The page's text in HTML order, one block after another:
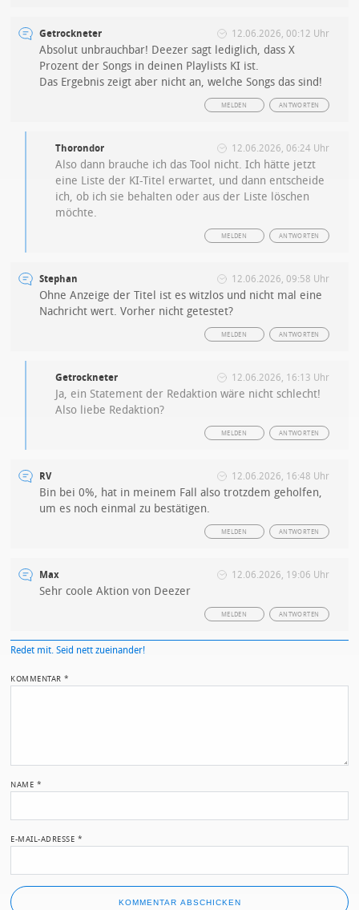
Getrockneter 12.06.2026, 00:12 Uhr
Absolut unbrauchbar! Deezer sagt lediglich, dass X
Prozent der Songs in deinen Playlists KI ist.
Das Ergebnis zeigt aber nicht an, welche Songs das sind!
ANTWORTEN
MELDEN
Thorondor 12.06.2026, 06:24 Uhr
Also dann brauche ich das Tool nicht. Ich hätte jetzt
eine Liste der KI-Titel erwartet, und dann entscheide
ich, ob ich sie behalten oder aus der Liste löschen
möchte.
ANTWORTEN
MELDEN
Stephan 12.06.2026, 09:58 Uhr
Ohne Anzeige der Titel ist es witzlos und nicht mal eine
Nachricht wert. Vorher nicht getestet?
ANTWORTEN
MELDEN
Getrockneter 12.06.2026, 16:13 Uhr
Ja, ein Statement der Redaktion wäre nicht schlecht!
Also liebe Redaktion?
ANTWORTEN
MELDEN
RV 12.06.2026, 16:48 Uhr
Bin bei 0%, hat in meinem Fall also trotzdem geholfen,
um es noch einmal zu bestätigen.
ANTWORTEN
MELDEN
Max 12.06.2026, 19:06 Uhr
Sehr coole Aktion von Deezer
ANTWORTEN
MELDEN
Redet mit. Seid nett zueinander!
KOMMENTAR*
NAME *
E-MAIL-ADRESSE *